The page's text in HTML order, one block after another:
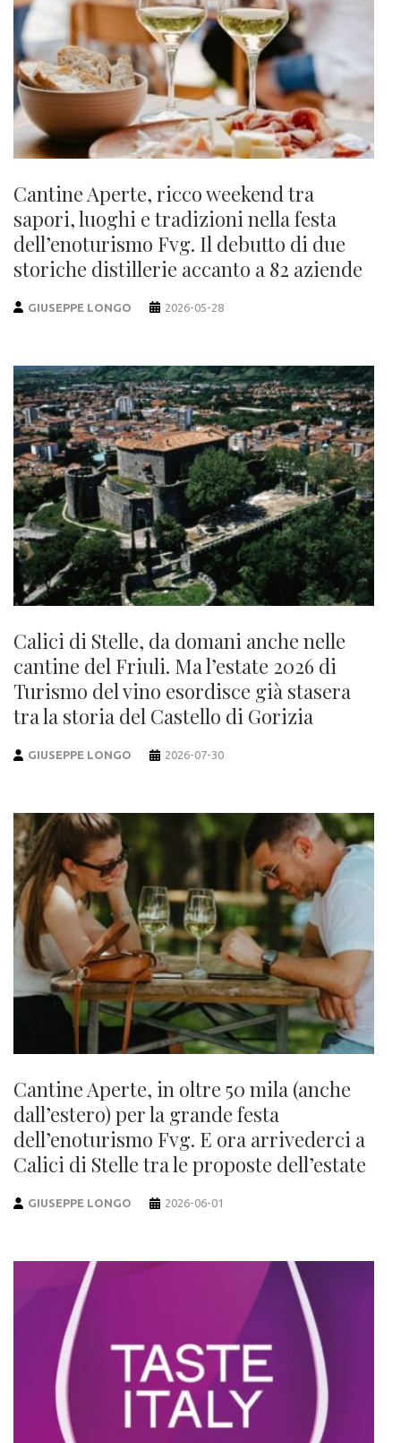
Cantine Aperte, ricco weekend tra
sapori, luoghi e tradizioni nella festa
dell’enoturismo Fvg. Il debutto di due
storiche distillerie accanto a 82 aziende
GIUSEPPE LONGO 2026-05-28
Calici di Stelle, da domani anche nelle
cantine del Friuli. Ma l’estate 2026 di
Turismo del vino esordisce già stasera
tra la storia del Castello di Gorizia
GIUSEPPE LONGO 2026-07-30
Cantine Aperte, in oltre 50 mila (anche
dall’estero) per la grande festa
dell’enoturismo Fvg. E ora arrivederci a
Calici di Stelle tra le proposte dell’estate
GIUSEPPE LONGO 2026-06-01